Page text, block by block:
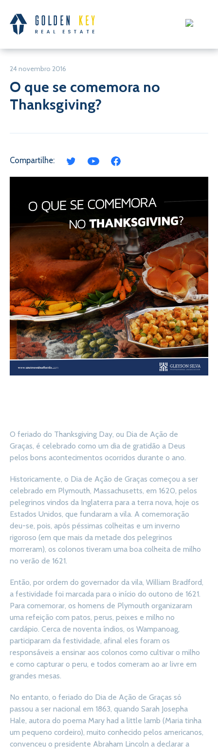
24 novembro 2016
O que se comemora no
Thanksgiving?
Compartilhe:
O feriado do Thanksgiving Day, ou Dia de Ação de
Graças, é celebrado como um dia de gratidão a Deus
pelos bons acontecimentos ocorridos durante o ano.
Historicamente, o Dia de Ação de Graças começou a ser
celebrado em Plymouth, Massachusetts, em 1620, pelos
pelegrinos vindos da Inglaterra para a terra nova, hoje os
Estados Unidos, que fundaram a vila. A comemoração
deu-se, pois, após péssimas colheitas e um inverno
rigoroso (em que mais da metade dos pelegrinos
morreram), os colonos tiveram uma boa colheita de milho
no verão de 1621.
Então, por ordem do governador da vila, William Bradford,
a festividade foi marcada para o início do outono de 1621.
Para comemorar, os homens de Plymouth organizaram
uma refeição com patos, perus, peixes e milho no
cardápio. Cerca de noventa índios, os Wampanoag,
participaram da festividade, afinal eles foram os
responsáveis a ensinar aos colonos como cultivar o milho
e como capturar o peru, e todos comeram ao ar livre em
grandes mesas.
No entanto, o feriado do Dia de Ação de Graças só
passou a ser nacional em 1863, quando Sarah Josepha
Hale, autora do poema Mary had a little lamb (Maria tinha
um pequeno cordeiro), muito conhecido pelos americanos,
convenceu o presidente Abraham Lincoln a declarar a